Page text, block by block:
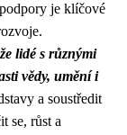
je klíčové
lidé s různými
vědy, umění i
a soustředit
se, růst a